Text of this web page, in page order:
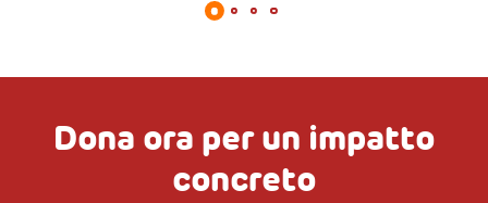
Dona ora per un impatto
concreto